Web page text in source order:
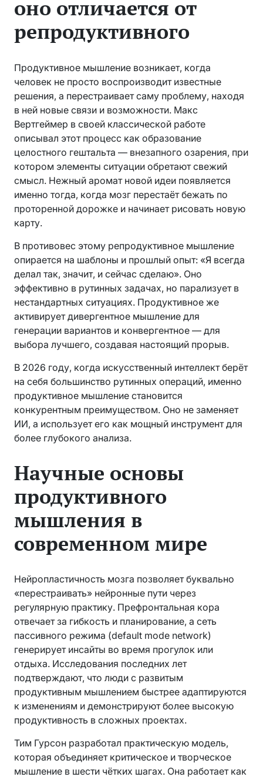
оно отличается от
репродуктивного
Продуктивное мышление возникает, когда
человек не просто воспроизводит известные
решения, а перестраивает саму проблему, находя
в ней новые связи и возможности. Макс
Вертгеймер в своей классической работе
описывал этот процесс как образование
целостного гештальта — внезапного озарения, при
котором элементы ситуации обретают свежий
смысл. Нежный аромат новой идеи появляется
именно тогда, когда мозг перестаёт бежать по
проторенной дорожке и начинает рисовать новую
карту.
В противовес этому репродуктивное мышление
опирается на шаблоны и прошлый опыт: «Я всегда
делал так, значит, и сейчас сделаю». Оно
эффективно в рутинных задачах, но парализует в
нестандартных ситуациях. Продуктивное же
активирует дивергентное мышление для
генерации вариантов и конвергентное — для
выбора лучшего, создавая настоящий прорыв.
В 2026 году, когда искусственный интеллект берёт
на себя большинство рутинных операций, именно
продуктивное мышление становится
конкурентным преимуществом. Оно не заменяет
ИИ, а использует его как мощный инструмент для
более глубокого анализа.
Научные основы
продуктивного
мышления в
современном мире
Нейропластичность мозга позволяет буквально
«перестраивать» нейронные пути через
регулярную практику. Префронтальная кора
отвечает за гибкость и планирование, а сеть
пассивного режима (default mode network)
генерирует инсайты во время прогулок или
отдыха. Исследования последних лет
подтверждают, что люди с развитым
продуктивным мышлением быстрее адаптируются
к изменениям и демонстрируют более высокую
продуктивность в сложных проектах.
Тим Гурсон разработал практическую модель,
которая объединяет критическое и творческое
мышление в шести чётких шагах. Она работает как